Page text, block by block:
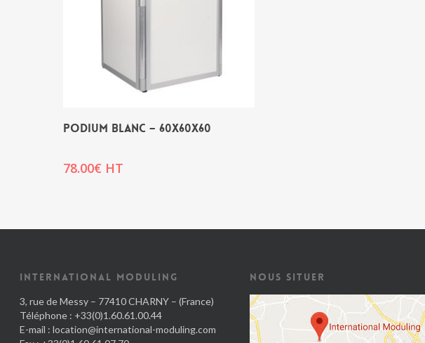
PODIUM BLANC – 60x60x60
78.00€ HT
INTERNATIONAL MODULING
3, rue de Messy – 77410 CHARNY – (France)
Téléphone : +33(0)1.60.61.00.44
E-mail : location@international-moduling.com
NOUS SITUER